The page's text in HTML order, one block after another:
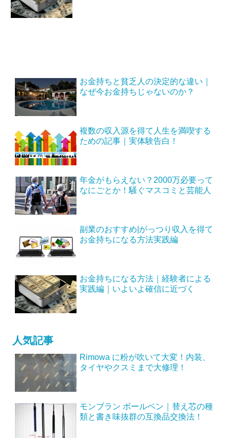
お金持ちと貧乏人の決定的な違い｜
なぜ今お金持ちじゃないのか？
複数の収入源を得て人生を満喫する
ための記事｜実体験告白！
年金がもらえない？2000万必要って
なにごとか！騒ぐマスコミと芸能人
副業のおすすめ|がっつり収入を得て
お金持ちになる方法実践編
お金持ちになる方法｜経験者による
実践編｜いよいよ確信に近づく
人気記事
Rimowa に粉が吹いて大変！内装、
タイヤやクスミまで大修理！
モンブラン ボールペン｜替え芯の種
類と書き味抜群の互換品交換法！